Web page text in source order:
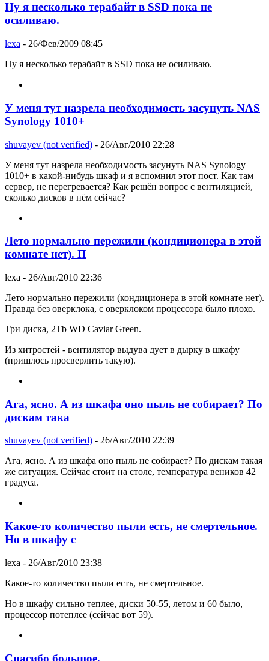
Ну я несколько терабайт в SSD пока не
осиливаю.
lexa - 26/Фев/2009 08:45
Ну я несколько терабайт в SSD пока не осиливаю.
У меня тут назрела необходимость засунуть NAS
Synology 1010+
shuvayev (not verified) - 26/Авг/2010 22:28
У меня тут назрела необходимость засунуть NAS Synology
1010+ в какой-нибудь шкаф и я вспомнил этот пост. Как там
сервер, не перегревается? Как решён вопрос с вентиляцией,
сколько дисков в нём сейчас?
Лето нормально пережили (кондиционера в этой
комнате нет). П
lexa - 26/Авг/2010 22:36
Лето нормально пережили (кондиционера в этой комнате нет).
Правда без оверклока, с оверклоком процессора было плохо.
Три диска, 2Tb WD Caviar Green.
Из хитростей - вентилятор выдува дует в дырку в шкафу
(пришлось просверлить такую).
Ага, ясно. А из шкафа оно пыль не собирает? По
дискам така
shuvayev (not verified) - 26/Авг/2010 22:39
Ага, ясно. А из шкафа оно пыль не собирает? По дискам такая
же ситуация. Сейчас стоит на столе, температура веников 42
градуса.
Какое-то количество пыли есть, не смертельное.
Но в шкафу с
lexa - 26/Авг/2010 23:38
Какое-то количество пыли есть, не смертельное.
Но в шкафу сильно теплее, диски 50-55, летом и 60 было,
процессор потеплее (сейчас вот 59).
Спасибо большое.